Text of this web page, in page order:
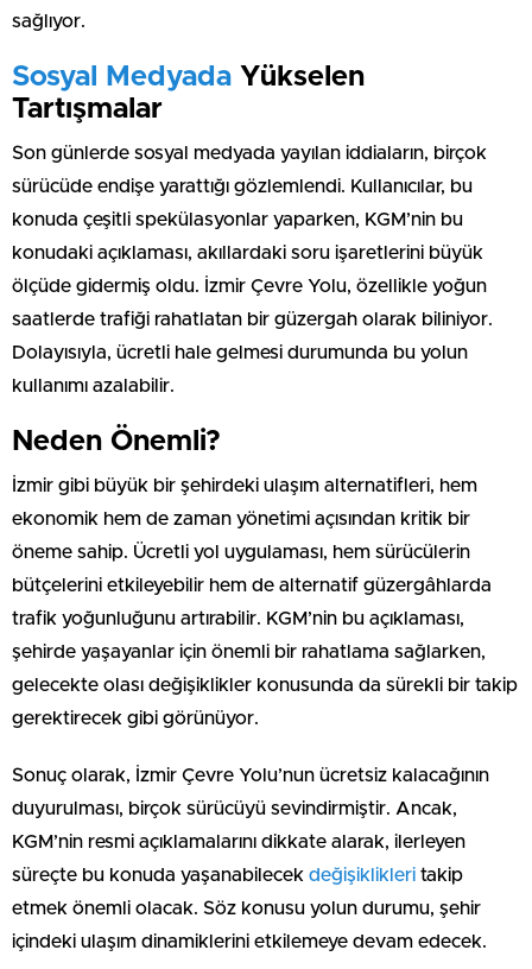
sağlıyor.
Sosyal Medyada Yükselen
Tartışmalar
Son günlerde sosyal medyada yayılan iddiaların, birçok
sürücüde endişe yarattığı gözlemlendi. Kullanıcılar, bu
konuda çeşitli spekülasyonlar yaparken, KGM’nin bu
konudaki açıklaması, akıllardaki soru işaretlerini büyük
ölçüde gidermiş oldu. İzmir Çevre Yolu, özellikle yoğun
saatlerde trafiği rahatlatan bir güzergah olarak biliniyor.
Dolayısıyla, ücretli hale gelmesi durumunda bu yolun
kullanımı azalabilir.
Neden Önemli?
İzmir gibi büyük bir şehirdeki ulaşım alternatifleri, hem
ekonomik hem de zaman yönetimi açısından kritik bir
öneme sahip. Ücretli yol uygulaması, hem sürücülerin
bütçelerini etkileyebilir hem de alternatif güzergâhlarda
trafik yoğunluğunu artırabilir. KGM’nin bu açıklaması,
şehirde yaşayanlar için önemli bir rahatlama sağlarken,
gelecekte olası değişiklikler konusunda da sürekli bir takip
gerektirecek gibi görünüyor.
Sonuç olarak, İzmir Çevre Yolu’nun ücretsiz kalacağının
duyurulması, birçok sürücüyü sevindirmiştir. Ancak,
KGM’nin resmi açıklamalarını dikkate alarak, ilerleyen
süreçte bu konuda yaşanabilecek değişiklikleri takip
etmek önemli olacak. Söz konusu yolun durumu, şehir
içindeki ulaşım dinamiklerini etkilemeye devam edecek.